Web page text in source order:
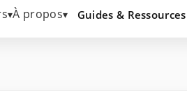
▾À propos▾ Guides & Ressources